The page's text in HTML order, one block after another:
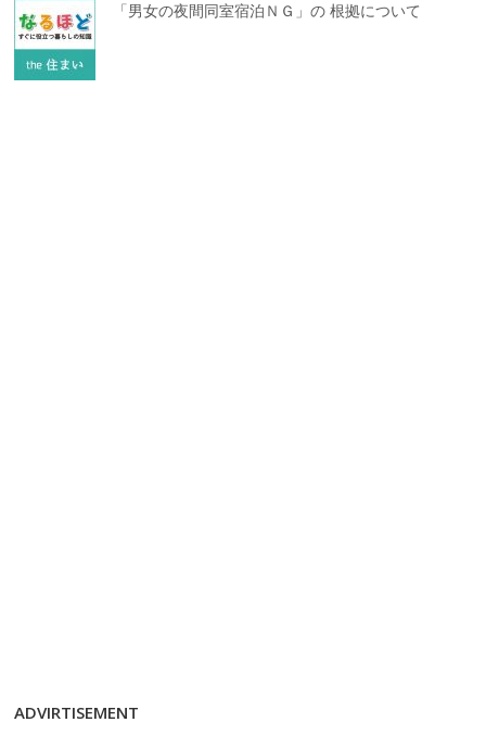
「男女の夜間同室宿泊ＮＧ」の 根拠について
ADVIRTISEMENT